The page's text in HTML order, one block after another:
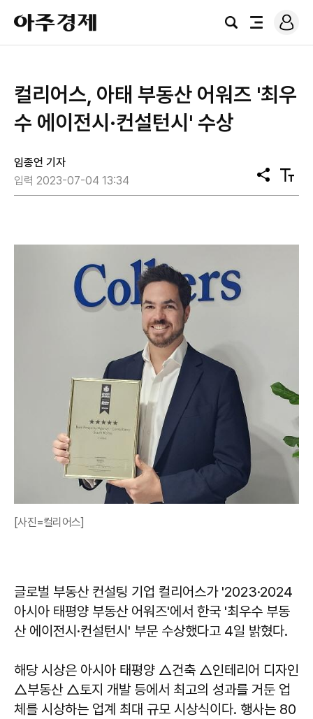
아
주
경
검
전
로
그
컬리어스, 아태 부동산 어워즈 '최우
수 에이전시·컨설턴시' 수상
임종언 기자
입력 2023-07-04 13:34
공
유
텍
스
[사진=컬리어스]
글로벌 부동산 컨설팅 기업 컬리어스가 '2023·2024
아시아 태평양 부동산 어워즈'에서 한국 '최우수 부동
산 에이전시·컨설턴시' 부문 수상했다고 4일 밝혔다.
해당 시상은 아시아 태평양 △건축 △인테리어 디자인
△부동산 △토지 개발 등에서 최고의 성과를 거둔 업
체를 시상하는 업계 최대 규모 시상식이다. 행사는 80